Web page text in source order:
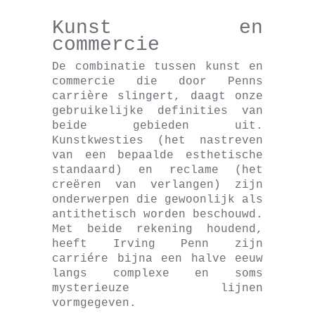
Kunst en
commercie
De combinatie tussen kunst en
commercie die door Penns
carrière slingert, daagt onze
gebruikelijke definities van
beide gebieden uit.
Kunstkwesties (het nastreven
van een bepaalde esthetische
standaard) en reclame (het
creëren van verlangen) zijn
onderwerpen die gewoonlijk als
antithetisch worden beschouwd.
Met beide rekening houdend,
heeft Irving Penn zijn
carriére bijna een halve eeuw
langs complexe en soms
mysterieuze lijnen
vormgegeven.